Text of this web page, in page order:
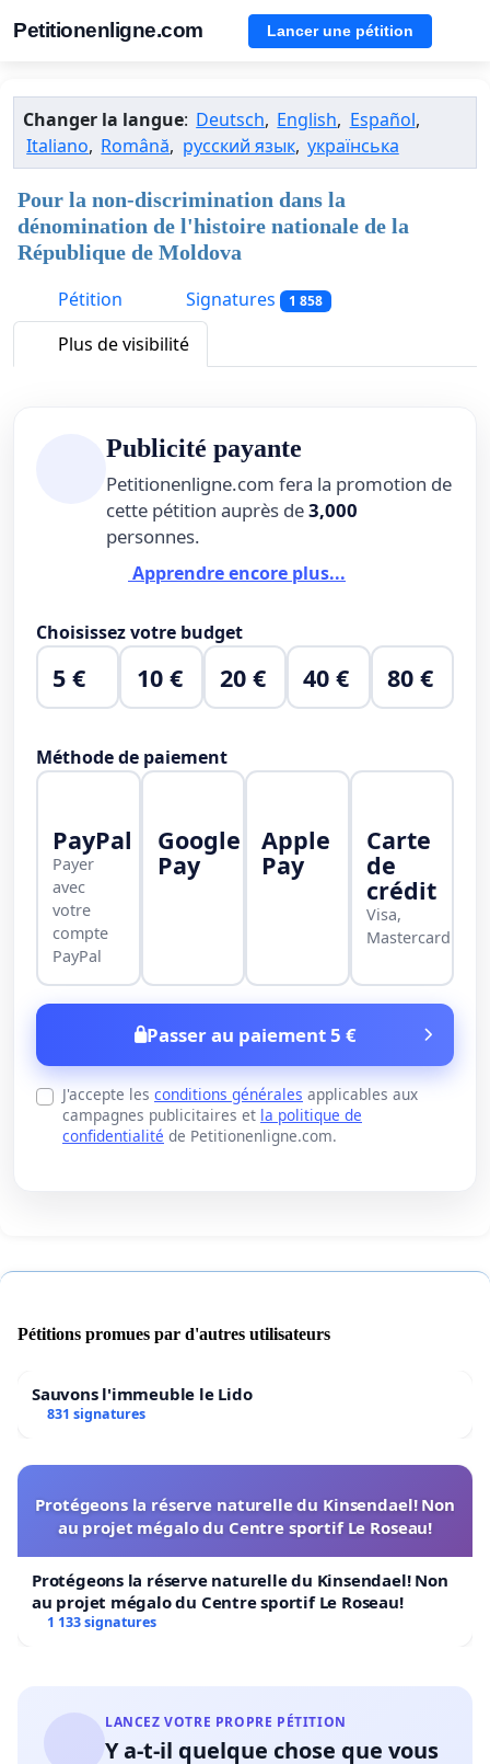
Petitionenligne.com Lancer une pétition
Changer la langue: Deutsch, English, Español,
Italiano, Română, русский язык, українська
Pour la non-discrimination dans la
dénomination de l'histoire nationale de la
République de Moldova
Pétition
Signatures 1 858
Plus de visibilité
Publicité payante
Petitionenligne.com fera la promotion de
cette pétition auprès de3,000
personnes.
Apprendre encore plus...
Choisissez votre budget
5 € 10 € 20 € 40 € 80 €
Méthode de paiement
PayPal
Payer
avec
votre
compte
PayPal
Google
Pay
Apple
Pay
Carte
de
crédit
Visa,
Mastercard
Passer au paiement 5 €
J'accepte les conditions générales applicables aux
campagnes publicitaires et la politique de
confidentialité de Petitionenligne.com.
Pétitions promues par d'autres utilisateurs
Sauvons l'immeuble le Lido
831 signatures
Protégeons la réserve naturelle du Kinsendael! Non
au projet mégalo du Centre sportif Le Roseau!
Protégeons la réserve naturelle du Kinsendael! Non
au projet mégalo du Centre sportif Le Roseau!
1 133 signatures
LANCEZ VOTRE PROPRE PÉTITION
Y a-t-il quelque chose que vous